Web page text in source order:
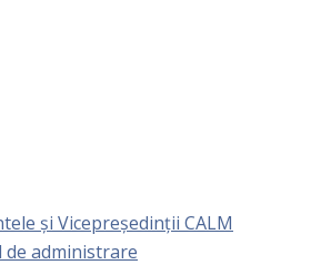
și Vicepreședinții CALM
de administrare